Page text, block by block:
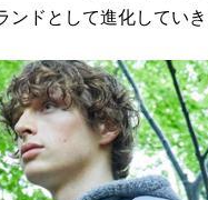
ンドとして進化していき